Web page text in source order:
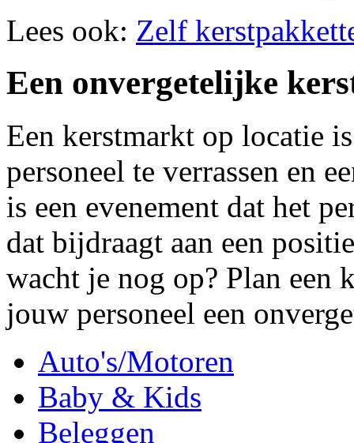
Lees ook: Zelf
Een onvergetelijke
Een kerstmarkt op locatie
personeel te verrassen en
is een evenement dat het
dat bijdraagt aan een
wacht je nog op? Plan een
jouw personeel een
Auto's/Motoren
Baby & Kids
Beleggen